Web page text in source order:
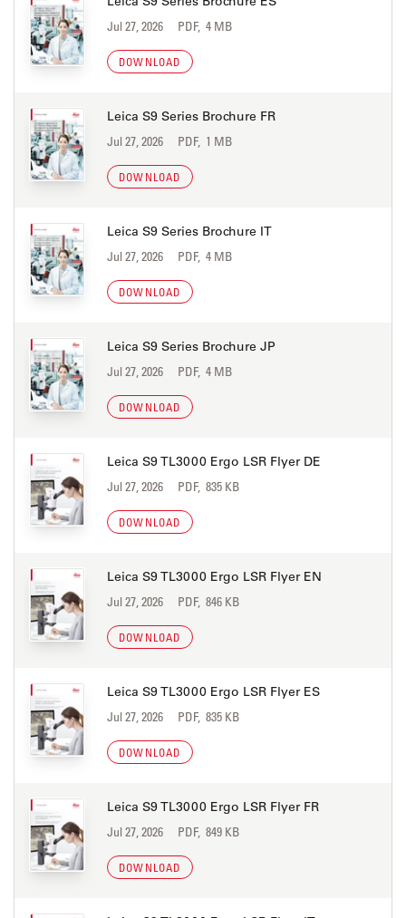
Jul 27, 2026 PDF, 4 MB
DOWNLOAD
Leica S9 Series Brochure FR
Jul 27, 2026 PDF, 1 MB
DOWNLOAD
Leica S9 Series Brochure IT
Jul 27, 2026 PDF, 4 MB
DOWNLOAD
Leica S9 Series Brochure JP
Jul 27, 2026 PDF, 4 MB
DOWNLOAD
Leica S9 TL3000 Ergo LSR Flyer DE
Jul 27, 2026 PDF, 835 KB
DOWNLOAD
Leica S9 TL3000 Ergo LSR Flyer EN
Jul 27, 2026 PDF, 846 KB
DOWNLOAD
Leica S9 TL3000 Ergo LSR Flyer ES
Jul 27, 2026 PDF, 835 KB
DOWNLOAD
Leica S9 TL3000 Ergo LSR Flyer FR
Jul 27, 2026 PDF, 849 KB
DOWNLOAD